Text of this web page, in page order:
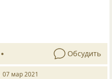
Обсудить
07 мар 2021